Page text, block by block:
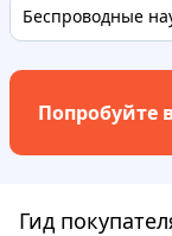
Беспроводные
Попробуйте
Гид